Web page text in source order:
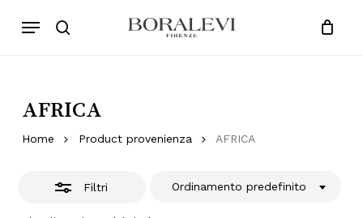
Products
search
Menu
Cart Close
AFRICA
Home Product provenienza AFRICA
Filtri Ordinamento predefinito
Chiudi